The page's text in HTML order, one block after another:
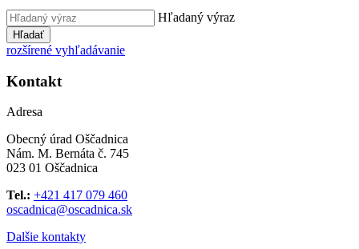
Hľadaný výraz
Hľadať
rozšírené vyhľadávanie
Kontakt
Adresa
Obecný úrad Oščadnica
Nám. M. Bernáta č. 745
023 01 Oščadnica
Tel.: +421 417 079 460
oscadnica@oscadnica.sk
Dalšie kontakty